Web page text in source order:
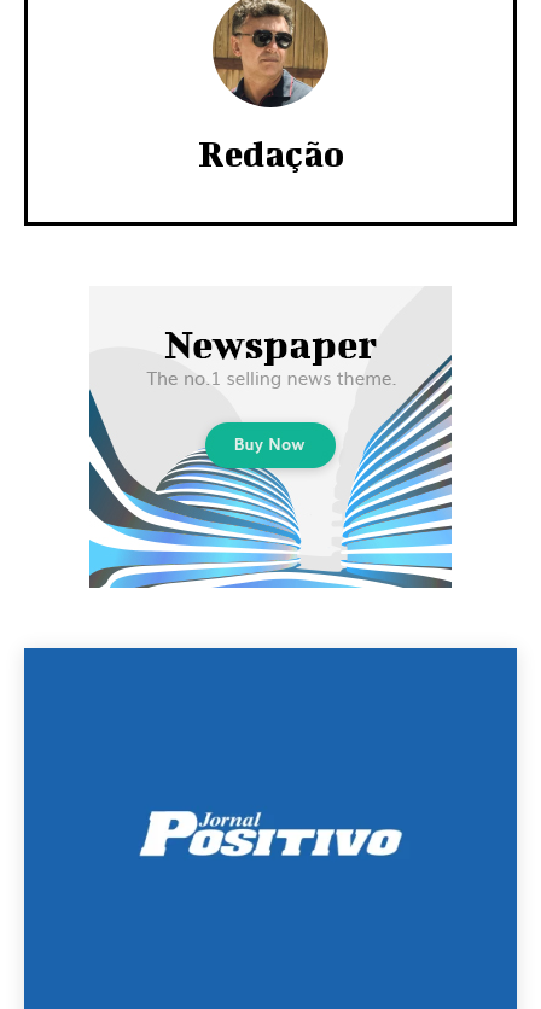
Redação